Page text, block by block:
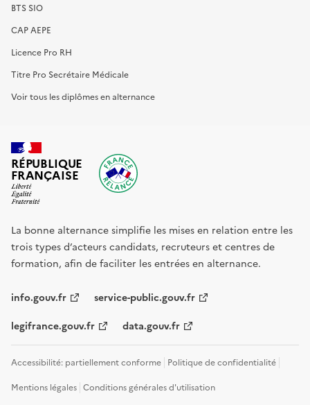
BTS SIO
CAP AEPE
Licence Pro RH
Titre Pro Secrétaire Médicale
Voir tous les diplômes en alternance
RÉPUBLIQUE
FRANÇAISE
La bonne alternance simplifie les mises en relation entre les
trois types d’acteurs candidats, recruteurs et centres de
formation, afin de faciliter les entrées en alternance.
info.gouv.fr service-public.gouv.fr
legifrance.gouv.fr data.gouv.fr
Accessibilité: partiellement conforme Politique de confidentialité
Mentions légales Conditions générales d'utilisation